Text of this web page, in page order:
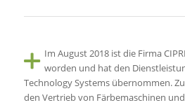
Im August 2018 ist die Firma
worden und hat den
Technology Systems übernommen.
den Vertrieb von Färbemaschinen